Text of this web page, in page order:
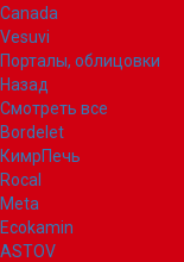
Canada
Vesuvi
Порталы, облицовки
Назад
Смотреть все
Bordelet
КимрПечь
Rocal
Meta
Ecokamin
ASTOV